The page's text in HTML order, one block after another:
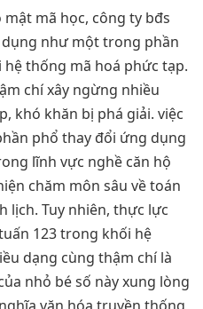
mã học, công ty bđs
như một trong phần
thống mã hoá phức tạp.
chí xây ngừng nhiều
khó khăn bị phá giải. việc
phổ thay đổi ứng dụng
lĩnh vực nghề căn hộ
chăm môn sâu về toán
lịch. Tuy nhiên, thực lực
123 trong khối hệ
dạng cùng thậm chí là
nhỏ bé số này xung lòng
văn hóa truyền thống